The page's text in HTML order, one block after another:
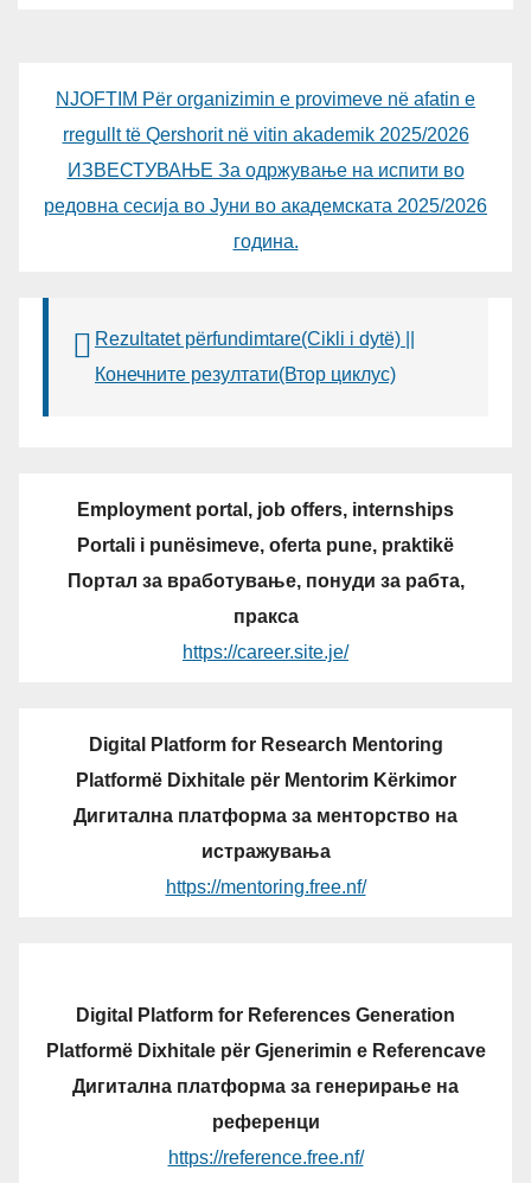
NJOFTIM Për organizimin e provimeve në afatin e
rregullt të Qershorit në vitin akademik 2025/2026
ИЗВЕСТУВАЊЕ За одржување на испити во
редовна сесија во Јуни во академската 2025/2026
година.
Rezultatet përfundimtare(Cikli i dytë) ||
Конечните резултати(Втор циклус)
Employment portal, job offers, internships
Portali i punësimeve, oferta pune, praktikë
Портал за вработување, понуди за рабта,
пракса
https://career.site.je/
Digital Platform for Research Mentoring
Platformë Dixhitale për Mentorim Kërkimor
Дигитална платформа за менторство на
истражувања
https://mentoring.free.nf/
Digital Platform for References Generation
Platformë Dixhitale për Gjenerimin e Referencave
Дигитална платформа за генерирање на
референци
https://reference.free.nf/